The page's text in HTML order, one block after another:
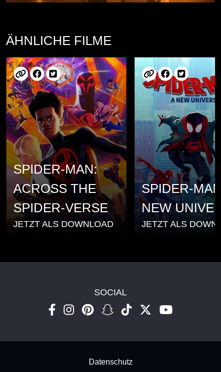
ÄHNLICHE FILME
SPIDER-MAN:
ACROSS THE
SPIDER-VERSE
JETZT ALS DOWNLOAD
SPIDER-
NEW
JETZT ALS
SOCIAL
Footer - SubfooterDatenschutz